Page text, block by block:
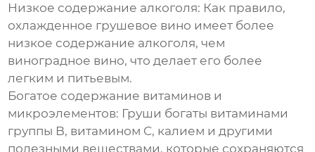
Низкое содержание алкоголя: Как правило,
охлажденное грушевое вино имеет более
низкое содержание алкоголя, чем
виноградное вино, что делает его более
легким и питьевым.
Богатое содержание витаминов и
микроэлементов: Груши богаты витаминами
группы B, витамином C, калием и другими
полезными веществами, которые сохраняются